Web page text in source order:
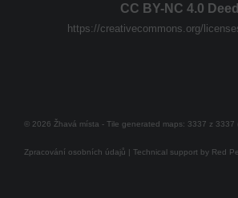
CC BY-NC 4.0 Deed
https://creativecommons.org/
© 2026 Žhavá místa - Tile generated maps: 3337 z
Zpracování osobních údajů | Technical support by Red